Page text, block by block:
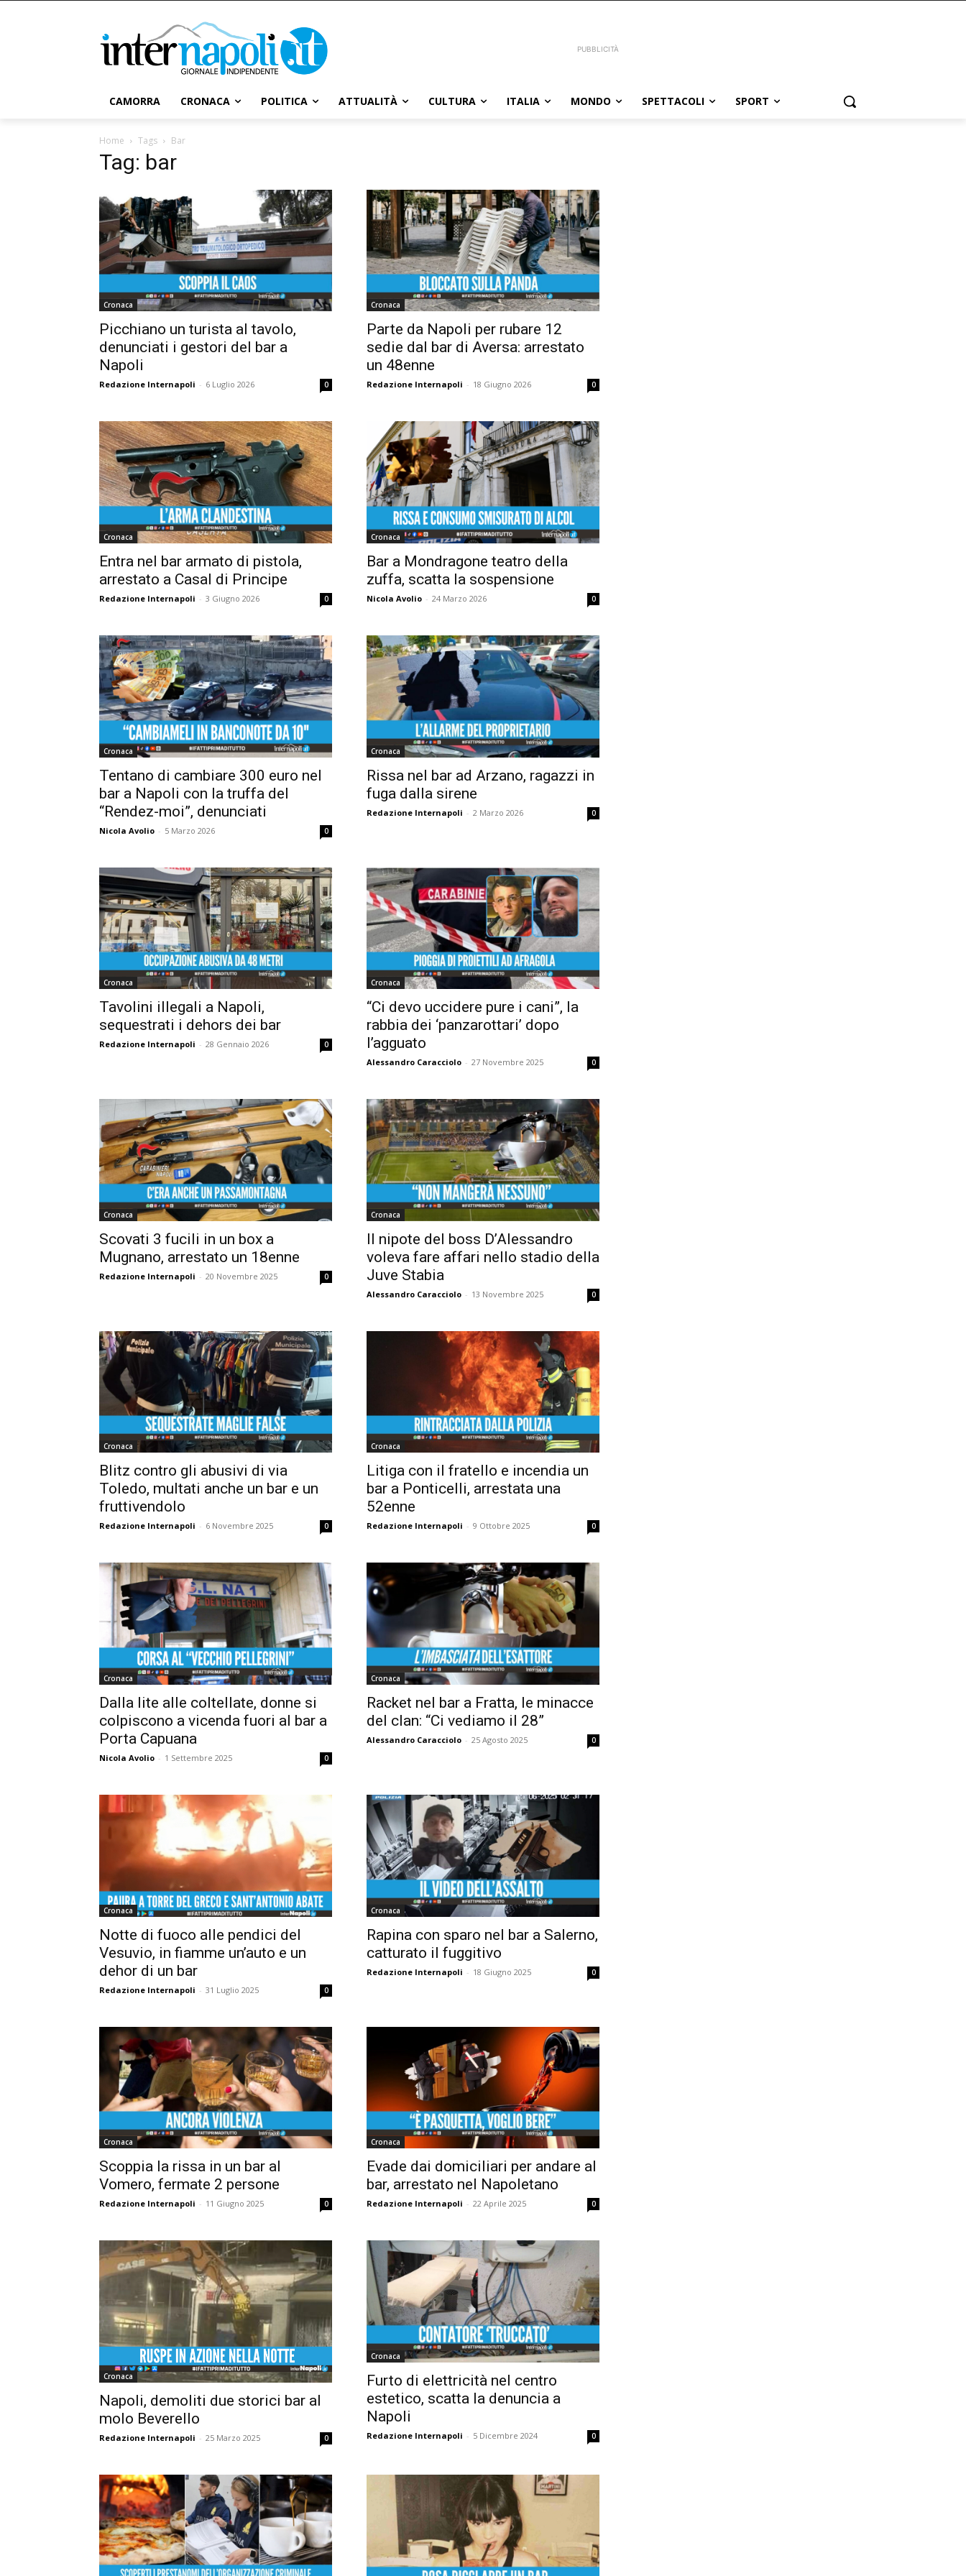
PUBBLICITÀ
CAMORRA CRONACA POLITICA ATTUALITÀ CULTURA ITALIA MONDO SPETTACOLI SPORT
Home Tags Bar
Tag: bar
Cronaca
Picchiano un turista al tavolo,
denunciati i gestori del bar a
Napoli
Redazione Internapoli - 6 Luglio 2026 0
Cronaca
Parte da Napoli per rubare 12
sedie dal bar di Aversa: arrestato
un 48enne
Redazione Internapoli - 18 Giugno 2026 0
Cronaca
Entra nel bar armato di pistola,
arrestato a Casal di Principe
Redazione Internapoli - 3 Giugno 2026 0
Cronaca
Bar a Mondragone teatro della
zuffa, scatta la sospensione
Nicola Avolio - 24 Marzo 2026 0
Cronaca
Tentano di cambiare 300 euro nel
bar a Napoli con la truffa del
“Rendez-moi”, denunciati
Nicola Avolio - 5 Marzo 2026 0
Cronaca
Rissa nel bar ad Arzano, ragazzi in
fuga dalla sirene
Redazione Internapoli - 2 Marzo 2026 0
Cronaca
Tavolini illegali a Napoli,
sequestrati i dehors dei bar
Redazione Internapoli - 28 Gennaio 2026 0
Cronaca
“Ci devo uccidere pure i cani”, la
rabbia dei ‘panzarottari’ dopo
l’agguato
Alessandro Caracciolo - 27 Novembre 2025 0
Cronaca
Scovati 3 fucili in un box a
Mugnano, arrestato un 18enne
Redazione Internapoli - 20 Novembre 2025 0
Cronaca
Il nipote del boss D’Alessandro
voleva fare affari nello stadio della
Juve Stabia
Alessandro Caracciolo - 13 Novembre 2025 0
Cronaca
Blitz contro gli abusivi di via
Toledo, multati anche un bar e un
fruttivendolo
Redazione Internapoli - 6 Novembre 2025 0
Cronaca
Litiga con il fratello e incendia un
bar a Ponticelli, arrestata una
52enne
Redazione Internapoli - 9 Ottobre 2025 0
Cronaca
Dalla lite alle coltellate, donne si
colpiscono a vicenda fuori al bar a
Porta Capuana
Nicola Avolio - 1 Settembre 2025 0
Cronaca
Racket nel bar a Fratta, le minacce
del clan: “Ci vediamo il 28”
Alessandro Caracciolo - 25 Agosto 2025 0
Cronaca
Notte di fuoco alle pendici del
Vesuvio, in fiamme un’auto e un
dehor di un bar
Redazione Internapoli - 31 Luglio 2025 0
Cronaca
Rapina con sparo nel bar a Salerno,
catturato il fuggitivo
Redazione Internapoli - 18 Giugno 2025 0
Cronaca
Scoppia la rissa in un bar al
Vomero, fermate 2 persone
Redazione Internapoli - 11 Giugno 2025 0
Cronaca
Evade dai domiciliari per andare al
bar, arrestato nel Napoletano
Redazione Internapoli - 22 Aprile 2025 0
Cronaca
Napoli, demoliti due storici bar al
molo Beverello
Redazione Internapoli - 25 Marzo 2025 0
Cronaca
Furto di elettricità nel centro
estetico, scatta la denuncia a
Napoli
Redazione Internapoli - 5 Dicembre 2024 0